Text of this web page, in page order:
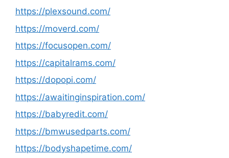
https://plexsound.com/
https://moverd.com/
https://focusopen.com/
https://capitalrams.com/
https://dopopi.com/
https://awaitinginspiration.com/
https://babyredit.com/
https://bmwusedparts.com/
https://bodyshapetime.com/